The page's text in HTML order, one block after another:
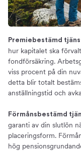
Premiebestämd
hur kapitalet ska
fondförsäkring.
viss procent på din
detta blir totalt
anställningstid och
Förmånsbestämd
garanti av din slutlön
placeringsform.
hög